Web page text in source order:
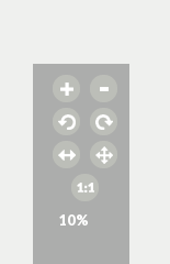
10%